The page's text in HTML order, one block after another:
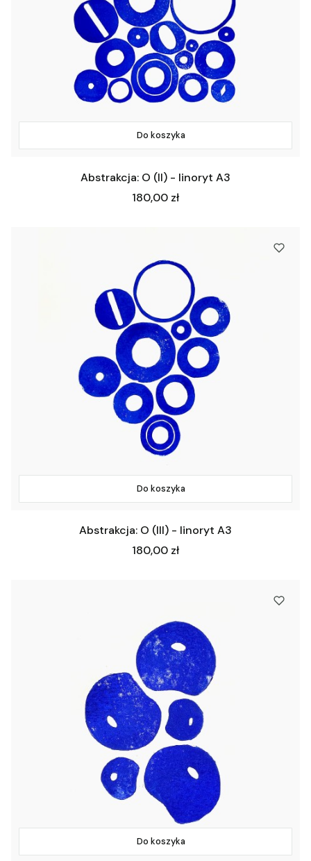
Do koszyka
Abstrakcja: O (II) - linoryt A3
Cena
180,00 zł
Do koszyka
Abstrakcja: O (III) - linoryt A3
Cena
180,00 zł
Do koszyka